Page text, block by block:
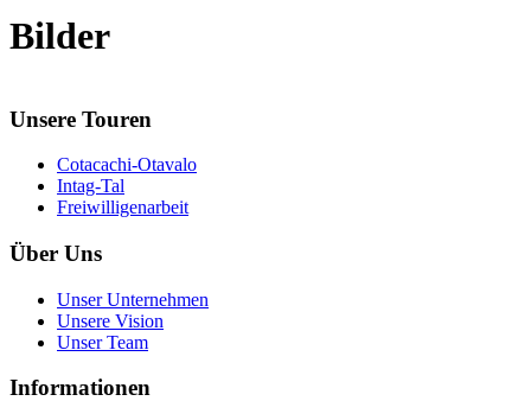
Bilder
Unsere Touren
Cotacachi-Otavalo
Intag-Tal
Freiwilligenarbeit
Über Uns
Unser Unternehmen
Unsere Vision
Unser Team
Informationen